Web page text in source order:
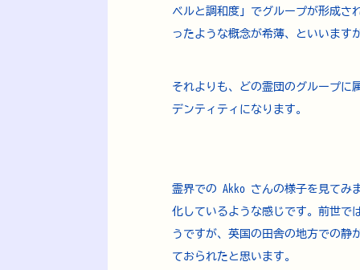
ベルと調和度」でグループが形成さ
ったような概念が希薄、といいます
それよりも、どの霊団のグループに
デンティティになります。
霊界での Akko さんの様子を見てみ
化しているような感じです。前世で
うですが、英国の田舎の地方での静
ておられたと思います。